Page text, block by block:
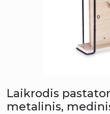
Laikrodis
metalinis,